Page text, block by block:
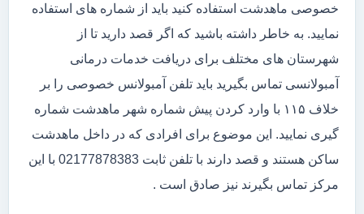
خصوصی ماهدشت استفاده کنید باید از شماره های استفاده
نمایید. به خاطر داشته باشید که اگر قصد دارید تا از
شهرستان های مختلف برای دریافت خدمات درمانی
آمبولانسی تماس بگیرید باید تلفن آمبولانس خصوصی را بر
خلاف ۱۱۵ با وارد کردن پیش شماره شهر ماهدشت شماره
گیری نمایید. این موضوع برای افرادی که در داخل ماهدشت
ساکن هستند و قصد دارند با تلفن ثابت 02177878383 با این
مرکز تماس بگیرند نیز صادق است .